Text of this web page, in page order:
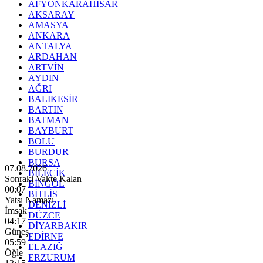
AFYONKARAHİSAR
AKSARAY
AMASYA
ANKARA
ANTALYA
ARDAHAN
ARTVİN
AYDIN
AĞRI
BALIKESİR
BARTIN
BATMAN
BAYBURT
BOLU
BURDUR
BURSA
BİLECİK
BİNGÖL
BİTLİS
DENİZLİ
DÜZCE
DİYARBAKIR
EDİRNE
ELAZIĞ
ERZURUM
07.08.2026
Sonraki Vakte Kalan
00:06
Yatsı Namazı
İmsak
04:17
Güneş
05:59
Öğle